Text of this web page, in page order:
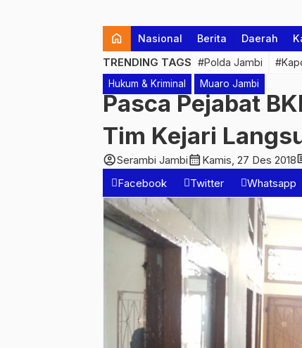
home Nasional Berita Daerah
TRENDING TAGS #Polda Jambi
Hukum & Kriminal Muaro Jambi
Pasca Pejabat
Tim Kejari
account_circleSerambi Jambicalendar_month Kamis, 27 Des 2018
Facebook
Twitter Whatsapp